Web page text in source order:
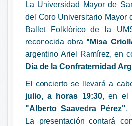
La Universidad Mayor de
del Coro Universitario Mayor
Ballet Folklórico de la
reconocida obra "Misa
argentino Ariel Ramírez, en
Día de la Confraternidad
El concierto se llevará a
julio, a horas 19:30, en el
"Alberto Saavedra Pérez",
La presentación contará